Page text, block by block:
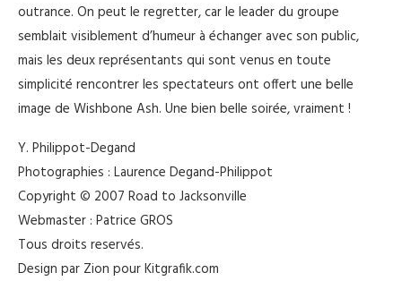
outrance. On peut le regretter, car le leader du groupe
semblait visiblement d’humeur à échanger avec son public,
mais les deux représentants qui sont venus en toute
simplicité rencontrer les spectateurs ont offert une belle
image de Wishbone Ash. Une bien belle soirée, vraiment !
Y. Philippot-Degand
Photographies : Laurence Degand-Philippot
Copyright © 2007 Road to Jacksonville
Webmaster : Patrice GROS
Tous droits reservés.
Design par Zion pour Kitgrafik.com